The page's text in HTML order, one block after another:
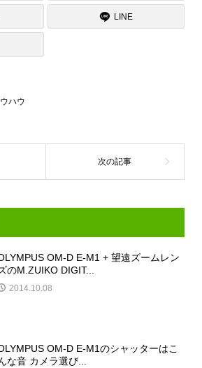
LINE
ハウ
OM-D E-M1 + 望遠ズームレン
のM.ZUIKO DIGIT...
2014.10.08
OM-D E-M1のシャッターはこ
な音 カメラ選び...